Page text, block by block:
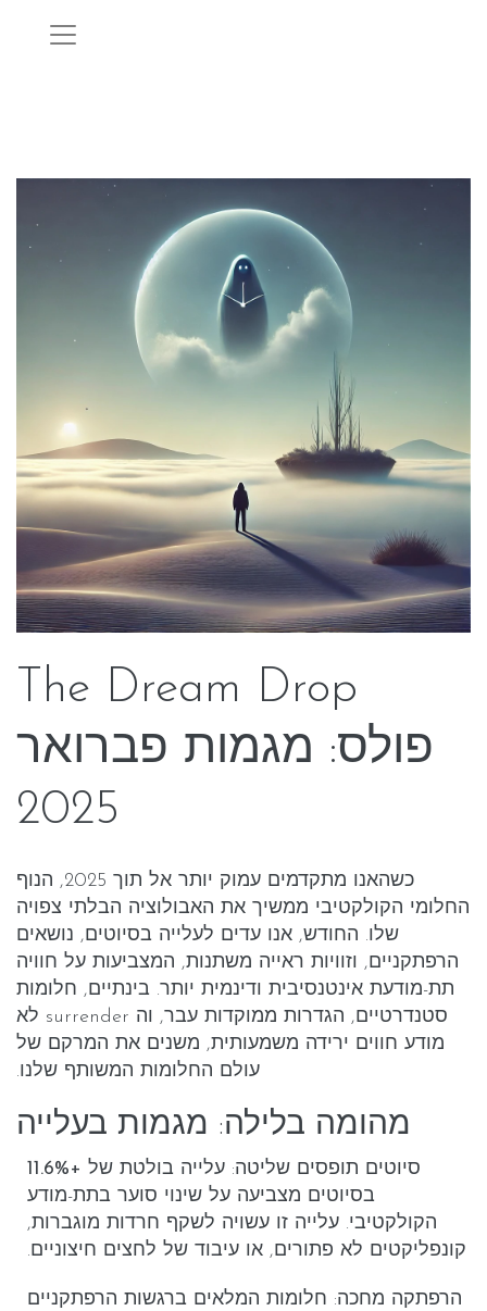
The Dream Drop
פולס: מגמות פברואר
2025
כשהאנו מתקדמים עמוק יותר אל תוך 2025, הנוף
החלומי הקולקטיבי ממשיך את האבולוציה הבלתי צפויה
שלו. החודש, אנו עדים לעלייה בסיוטים, נושאים
הרפתקניים, וזוויות ראייה משתנות, המצביעות על חוויה
תת-מודעת אינטנסיבית ודינמית יותר. בינתיים, חלומות
סטנדרטיים, הגדרות ממוקדות עבר, וה surrender לא
מודע חווים ירידה משמעותית, משנים את המרקם של
עולם החלומות המשותף שלנו.
מהומה בלילה: מגמות בעלייה
סיוטים תופסים שליטה: עלייה בולטת של +11.6%
בסיוטים מצביעה על שינוי סוער בתת-מודע
הקולקטיבי. עלייה זו עשויה לשקף חרדות מוגברות,
קונפליקטים לא פתורים, או עיבוד של לחצים חיצוניים.
הרפתקה מחכה: חלומות המלאים ברגשות הרפתקניים